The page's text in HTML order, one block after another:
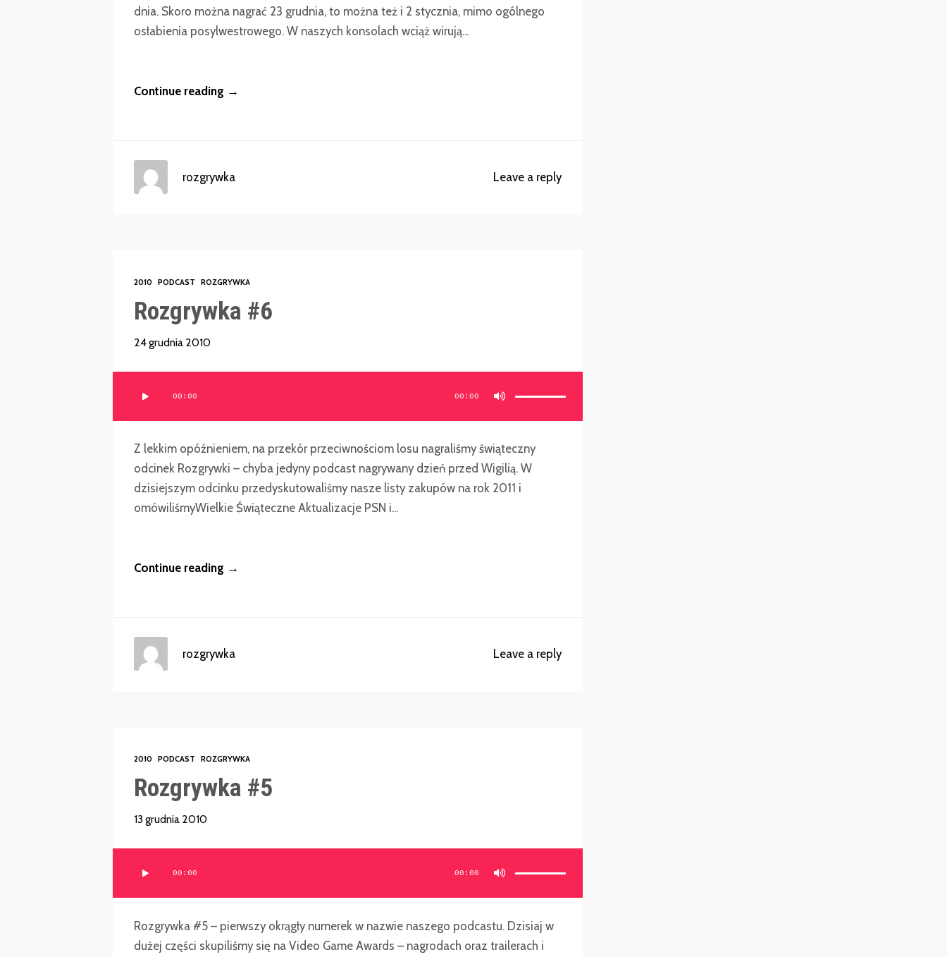
dnia. Skoro można nagrać 23 grudnia, to można też i 2 stycznia, mimo ogólnego
osłabienia posylwestrowego. W naszych konsolach wciąż wirują...
Continue reading →
Leave a reply
rozgrywka
2010 PODCAST ROZGRYWKA
Rozgrywka #6
24 grudnia 2010
plików
dźwiękowych
00:00 00:00
Używaj
góry/do
zwiększyć
Z lekkim opóźnieniem, na przekór przeciwnościom losu nagraliśmy świąteczny
odcinek Rozgrywki – chyba jedyny podcast nagrywany dzień przed Wigilią. W
dzisiejszym odcinku przedyskutowaliśmy nasze listy zakupów na rok 2011 i
omówiliśmyWielkie Świąteczne Aktualizacje PSN i...
Continue reading →
Leave a reply
rozgrywka
2010 PODCAST ROZGRYWKA
Rozgrywka #5
13 grudnia 2010
plików
dźwiękowych
00:00 00:00
góry/do
zwiększyć
głośność.
Rozgrywka #5 – pierwszy okrągły numerek w nazwie naszego podcastu. Dzisiaj w
dużej części skupiliśmy się na Video Game Awards – nagrodach oraz trailerach i